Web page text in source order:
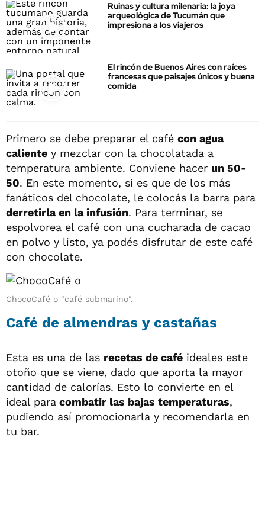
Ruinas y cultura milenaria: la joya
arqueológica de Tucumán que
impresiona a los viajeros
El rincón de Buenos Aires con raíces
francesas que paisajes únicos y buena
comida
Primero se debe preparar el café con agua
caliente y mezclar con la chocolatada a
temperatura ambiente. Conviene hacer un 50-
50. En este momento, si es que de los más
fanáticos del chocolate, le colocás la barra para
derretirla en la infusión. Para terminar, se
espolvorea el café con una cucharada de cacao
en polvo y listo, ya podés disfrutar de este café
con chocolate.
ChocoCafé o "café submarino".
Café de almendras y castañas
Esta es una de las recetas de café ideales este
otoño que se viene, dado que aporta la mayor
cantidad de calorías. Esto lo convierte en el
ideal para combatir las bajas temperaturas,
pudiendo así promocionarla y recomendarla en
tu bar.